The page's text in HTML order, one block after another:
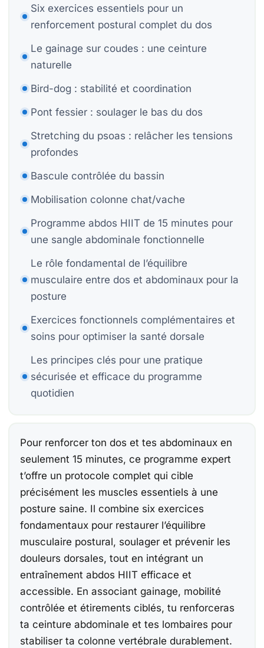
Six exercices essentiels pour un
renforcement postural complet du dos
Le gainage sur coudes : une ceinture
naturelle
Bird-dog : stabilité et coordination
Pont fessier : soulager le bas du dos
Stretching du psoas : relâcher les tensions
profondes
Bascule contrôlée du bassin
Mobilisation colonne chat/vache
Programme abdos HIIT de 15 minutes pour
une sangle abdominale fonctionnelle
Le rôle fondamental de l’équilibre
musculaire entre dos et abdominaux pour la
posture
Exercices fonctionnels complémentaires et
soins pour optimiser la santé dorsale
Les principes clés pour une pratique
sécurisée et efficace du programme
quotidien
Pour renforcer ton dos et tes abdominaux en
seulement 15 minutes, ce programme expert
t’offre un protocole complet qui cible
précisément les muscles essentiels à une
posture saine. Il combine six exercices
fondamentaux pour restaurer l’équilibre
musculaire postural, soulager et prévenir les
douleurs dorsales, tout en intégrant un
entraînement abdos HIIT efficace et
accessible. En associant gainage, mobilité
contrôlée et étirements ciblés, tu renforceras
ta ceinture abdominale et tes lombaires pour
stabiliser ta colonne vertébrale durablement.